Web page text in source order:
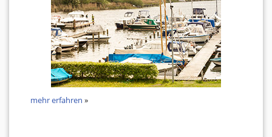
mehr erfahren »